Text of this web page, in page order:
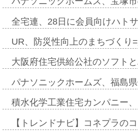
全宅連、28日に会員向けハト
UR、防災性向上のまちづく
大阪府住宅供給公社のソフト
パナソニックホームズ、福島
積水化学工業住宅カンパニー
【トレンドナビ】コネプラの